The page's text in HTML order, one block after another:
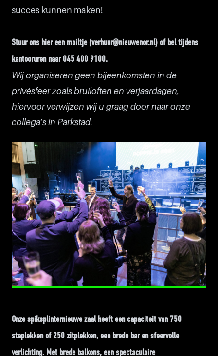
succes kunnen maken!
Stuur ons hiereen mailtje (verhuur@nieuwenor.nl) of bel tijdens
kantooruren naar 045 400 9100.
Wij organiseren geen bijeenkomsten in de
privésfeer zoals bruiloften en verjaardagen,
hiervoor verwijzen wij u graag door naar onze
collega’s in Parkstad.
Onze spiksplinternieuwe zaal heeft een capaciteit van 750
staplekken of 250 zitplekken, een brede bar en sfeervolle
verlichting. Met brede balkons, een spectaculaire